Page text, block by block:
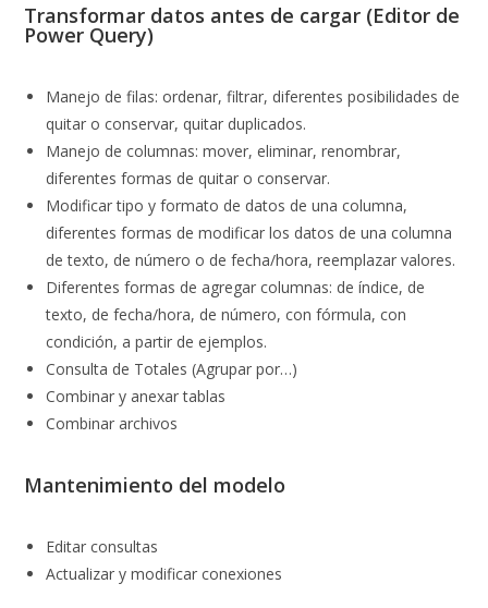
Transformar datos antes de cargar (Editor de
Power Query)
Manejo de filas: ordenar, filtrar, diferentes posibilidades de
quitar o conservar, quitar duplicados.
Manejo de columnas: mover, eliminar, renombrar,
diferentes formas de quitar o conservar.
Modificar tipo y formato de datos de una columna,
diferentes formas de modificar los datos de una columna
de texto, de número o de fecha/hora, reemplazar valores.
Diferentes formas de agregar columnas: de índice, de
texto, de fecha/hora, de número, con fórmula, con
condición, a partir de ejemplos.
Consulta de Totales (Agrupar por…)
Combinar y anexar tablas
Combinar archivos
Mantenimiento del modelo
Editar consultas
Actualizar y modificar conexiones